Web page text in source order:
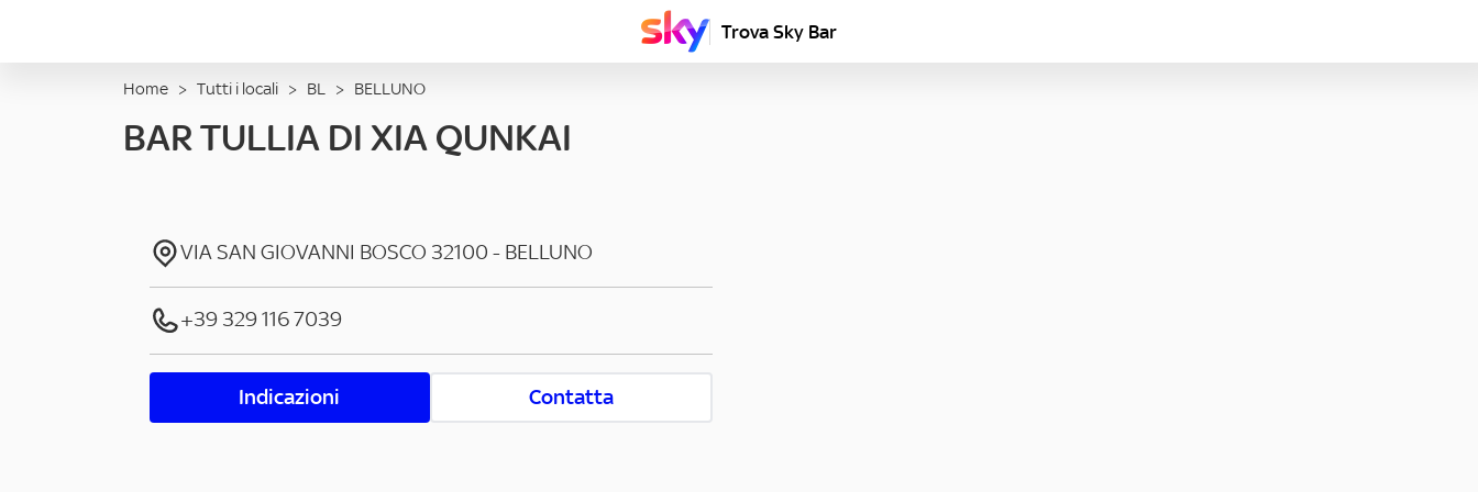
Trova Sky Bar
Home > Tutti i locali > BL > BELLUNO
BAR TULLIA DI XIA QUNKAI
VIA SAN GIOVANNI BOSCO 32100 - BELLUNO
+39 329 116 7039
Indicazioni Contatta